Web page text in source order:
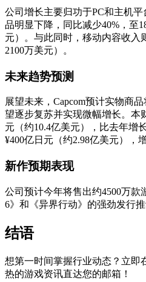
公司增长主要归功于PC和主机
品明显下降，同比减少40%，至
元）。与此同时，移动内容收入
2100万美元）。
未来趋势预测
展望未来，Capcom预计实物商
望逐步复苏并实现微幅增长。本
元（约10.4亿美元），比去年增
¥400亿日元（约2.98亿美元），增
新作预期表现
公司预计今年将售出约4500万款
6》和《异界行动》的强劲发行推
结语
想第一时间掌握行业动态？立即
热的游戏资讯直达您的邮箱！